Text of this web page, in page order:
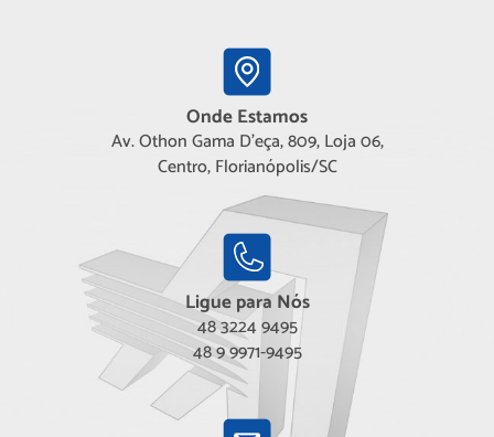
Onde Estamos
Av. Othon Gama D'eça, 809, Loja 06,
Centro, Florianópolis/SC
Ligue para Nós
48 3224 9495
48 9 9971-9495